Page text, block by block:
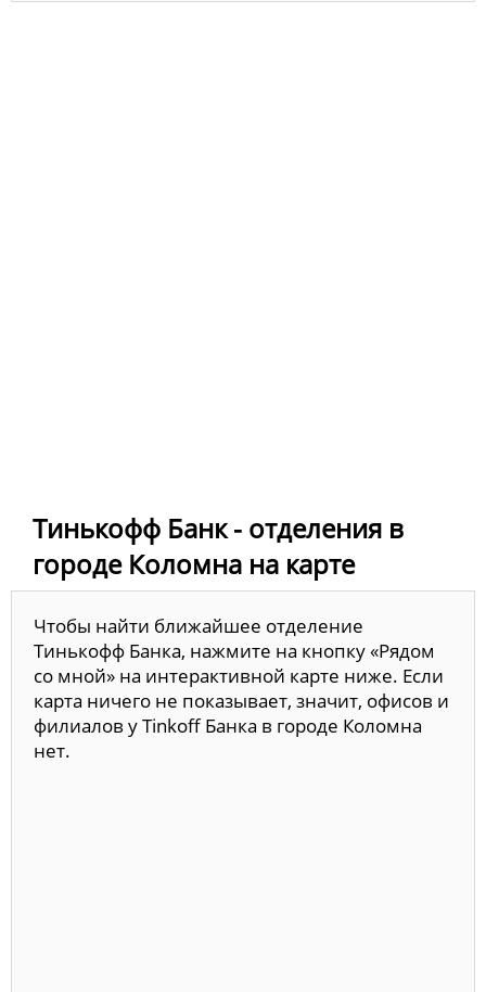
Тинькофф Банк - отделения в
городе Коломна на карте
Чтобы найти ближайшее отделение
Тинькофф Банка, нажмите на кнопку «Рядом
со мной» на интерактивной карте ниже. Если
карта ничего не показывает, значит, офисов и
филиалов у Tinkoff Банка в городе Коломна
нет.